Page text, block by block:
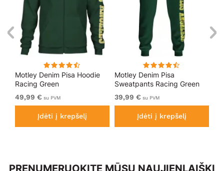
Motley Denim Pisa Hoodie
Racing Green
49,99 € su PVM
Įdėti į krepšelį
Motley Denim Pisa
Sweatpants Racing Green
39,99 € su PVM
Įdėti į krepšelį
PRENUMERUOKITE MŪSŲ NAUJIENLAIŠKĮ